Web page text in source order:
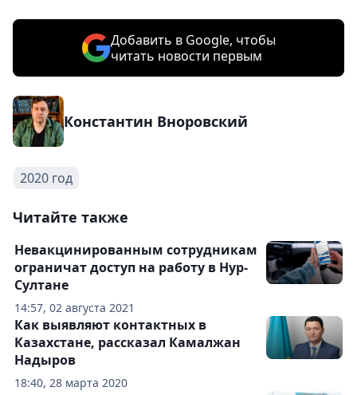
Добавить в Google, чтобы
читать новости первым
Константин Вноровский
2020 год
Читайте также
14:57, 02 августа 2021
Невакцинированным сотрудникам
ограничат доступ на работу в Нур-
Султане
18:40, 28 марта 2020
Как выявляют контактных в
Казахстане, рассказал Камалжан
Надыров